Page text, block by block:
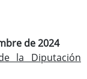
de 2024
la Diputación